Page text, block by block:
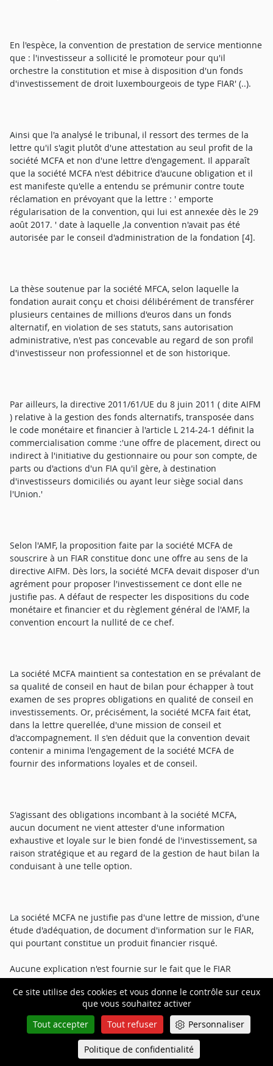
Ce site utilise des cookies et vous donne le contrôle sur ceux
que vous souhaitez activer
Tout accepter
Tout refuser Personnaliser
Politique de confidentialité
En l'espèce, la convention de prestation de service mentionne
que : l'investisseur a sollicité le promoteur pour qu'il
orchestre la constitution et mise à disposition d'un fonds
d'investissement de droit luxembourgeois de type FIAR' (..).
Ainsi que l'a analysé le tribunal, il ressort des termes de la
lettre qu'il s'agit plutôt d'une attestation au seul profit de la
société MCFA et non d'une lettre d'engagement. Il apparaît
que la société MCFA n'est débitrice d'aucune obligation et il
est manifeste qu'elle a entendu se prémunir contre toute
réclamation en prévoyant que la lettre : ' emporte
régularisation de la convention, qui lui est annexée dès le 29
août 2017. ' date à laquelle ,la convention n'avait pas été
autorisée par le conseil d'administration de la fondation [4].
La thèse soutenue par la société MFCA, selon laquelle la
fondation aurait conçu et choisi délibérément de transférer
plusieurs centaines de millions d'euros dans un fonds
alternatif, en violation de ses statuts, sans autorisation
administrative, n'est pas concevable au regard de son profil
d'investisseur non professionnel et de son historique.
Par ailleurs, la directive 2011/61/UE du 8 juin 2011 ( dite AIFM
) relative à la gestion des fonds alternatifs, transposée dans
le code monétaire et financier à l'article L 214-24-1 définit la
commercialisation comme :'une offre de placement, direct ou
indirect à l'initiative du gestionnaire ou pour son compte, de
parts ou d'actions d'un FIA qu'il gère, à destination
d'investisseurs domiciliés ou ayant leur siège social dans
l'Union.'
Selon l'AMF, la proposition faite par la société MCFA de
souscrire à un FIAR constitue donc une offre au sens de la
directive AIFM. Dès lors, la société MCFA devait disposer d'un
agrément pour proposer l'investissement ce dont elle ne
justifie pas. A défaut de respecter les dispositions du code
monétaire et financier et du règlement général de l'AMF, la
convention encourt la nullité de ce chef.
La société MCFA maintient sa contestation en se prévalant de
sa qualité de conseil en haut de bilan pour échapper à tout
examen de ses propres obligations en qualité de conseil en
investissements. Or, précisément, la société MCFA fait état,
dans la lettre querellée, d'une mission de conseil et
d'accompagnement. Il s'en déduit que la convention devait
contenir a minima l'engagement de la société MCFA de
fournir des informations loyales et de conseil.
S'agissant des obligations incombant à la société MCFA,
aucun document ne vient attester d'une information
exhaustive et loyale sur le bien fondé de l'investissement, sa
raison stratégique et au regard de la gestion de haut bilan la
conduisant à une telle option.
La société MCFA ne justifie pas d'une lettre de mission, d'une
étude d'adéquation, de document d'information sur le FIAR,
qui pourtant constitue un produit financier risqué.
Aucune explication n'est fournie sur le fait que le FIAR
retenait une commission de 2, 5 % à concurrence de 150 000
000 d'euros tandis que le rendement financier n'était que de
0, 5% soit de 852 000 euros.
En septembre 2017, l'expert comptable Exco émettait des
doutes sur l'opportunité de la création du FIAR en indiquant
que la notion juridique de fonds patrimonial dédié n'était pas
Queue-Fair